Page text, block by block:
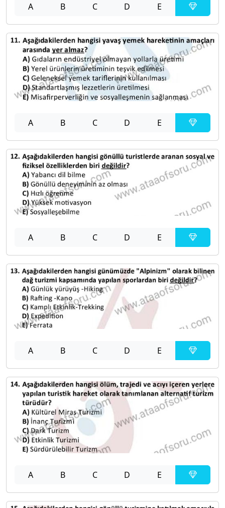
A B C D E
A B C D E
A B C D E
A B C D E
A B C D E